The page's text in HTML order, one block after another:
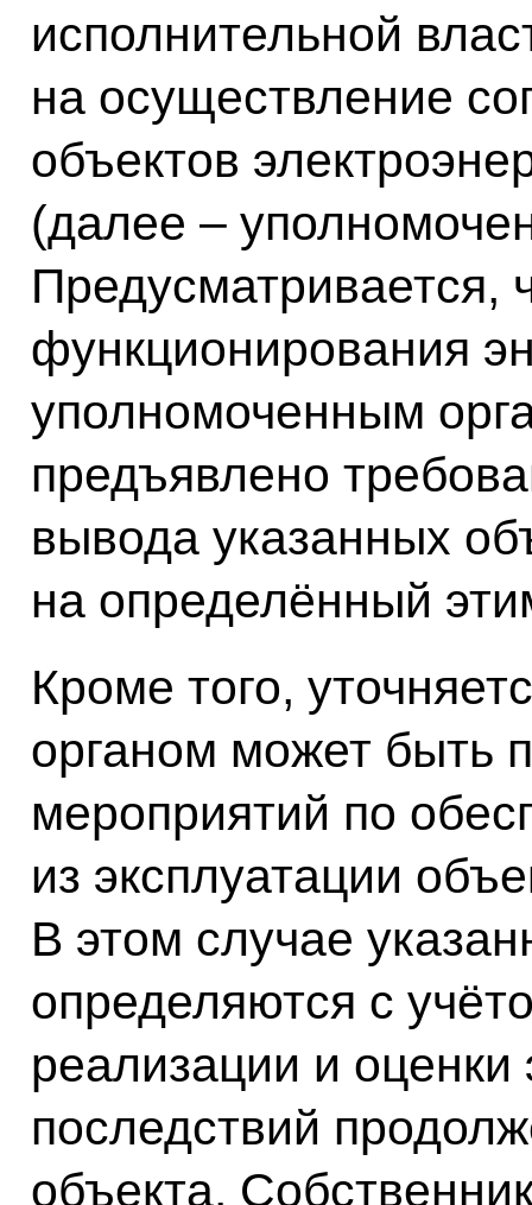
исполнительной
на осуществление
объектов
(далее –
Предусматривается,
функционирования
уполномоченным
предъявлено
вывода указанных
на определённый
Кроме того,
органом может быть
мероприятий по
из эксплуатации
В этом случае
определяются с
реализации и оценки
последствий
объекта.